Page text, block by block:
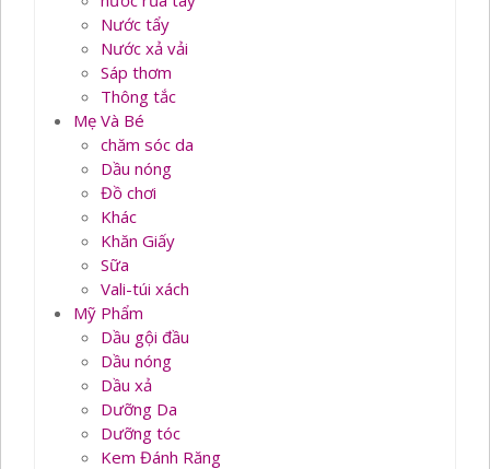
Nước tẩy
Nước xả vải
Sáp thơm
Thông tắc
Mẹ Và Bé
chăm sóc da
Dầu nóng
Đồ chơi
Khác
Khăn Giấy
Sữa
Vali-túi xách
Mỹ Phẩm
Dầu gội đầu
Dầu nóng
Dầu xả
Dưỡng Da
Dưỡng tóc
Kem Đánh Răng